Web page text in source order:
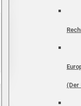
(Der